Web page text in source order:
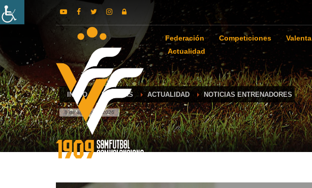
Federación Competiciones Valenta
Actualidad
INICIO NOTICIAS ACTUALIDAD NOTICIAS ENTRENADORES
8 de agosto de 2026